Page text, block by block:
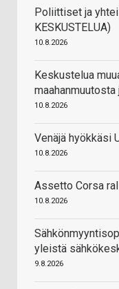
Poliittiset ja
KESKUSTELUA)
10.8.2026
Keskustelua
10.8.2026
Venäjä hyökkäsi
10.8.2026
Assetto Corsa
10.8.2026
yleistä
9.8.2026